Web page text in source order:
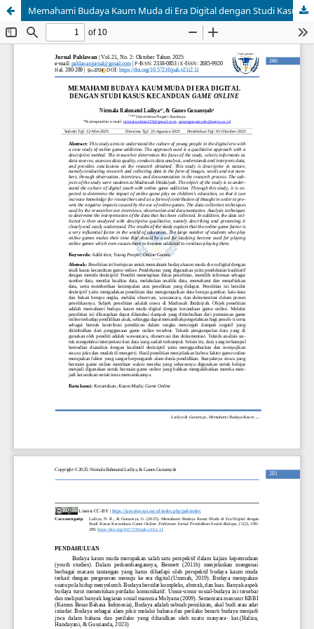
Memahami Budaya Kaum Muda di Era Digital dengan Studi Kasus Kecanduan Game Online